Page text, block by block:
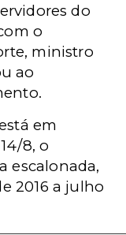
do
o
ministro
ao
em
8, o
escalonada,
2016 a julho